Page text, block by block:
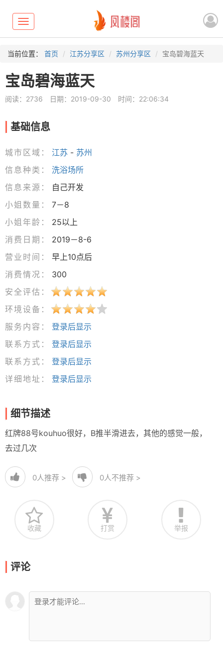
Toggle
navigation
当前位置： 首页 江苏分享区 苏州分享区 宝岛碧海蓝天
宝岛碧海蓝天
阅读：2736 日期：2019-09-30 时间：22:06:34
基础信息
城市区域： 江苏 - 苏州
信息种类：
洗浴场所
信息来源：
自己开发
小姐数量：
7－8
小姐年龄：
25以上
消费日期：
2019－8-6
营业时间：
早上10点后
消费情况：
300
安全评估：
环境设备：
服务内容：
登录后显示
联系方式：
登录后显示
联系方式：
登录后显示
详细地址：
登录后显示
细节描述
红牌88号kouhuo很好，B推半滑进去，其他的感觉一般，
去过几次
0人推荐 > 0人不推荐 >
收藏 打赏 举报
评论